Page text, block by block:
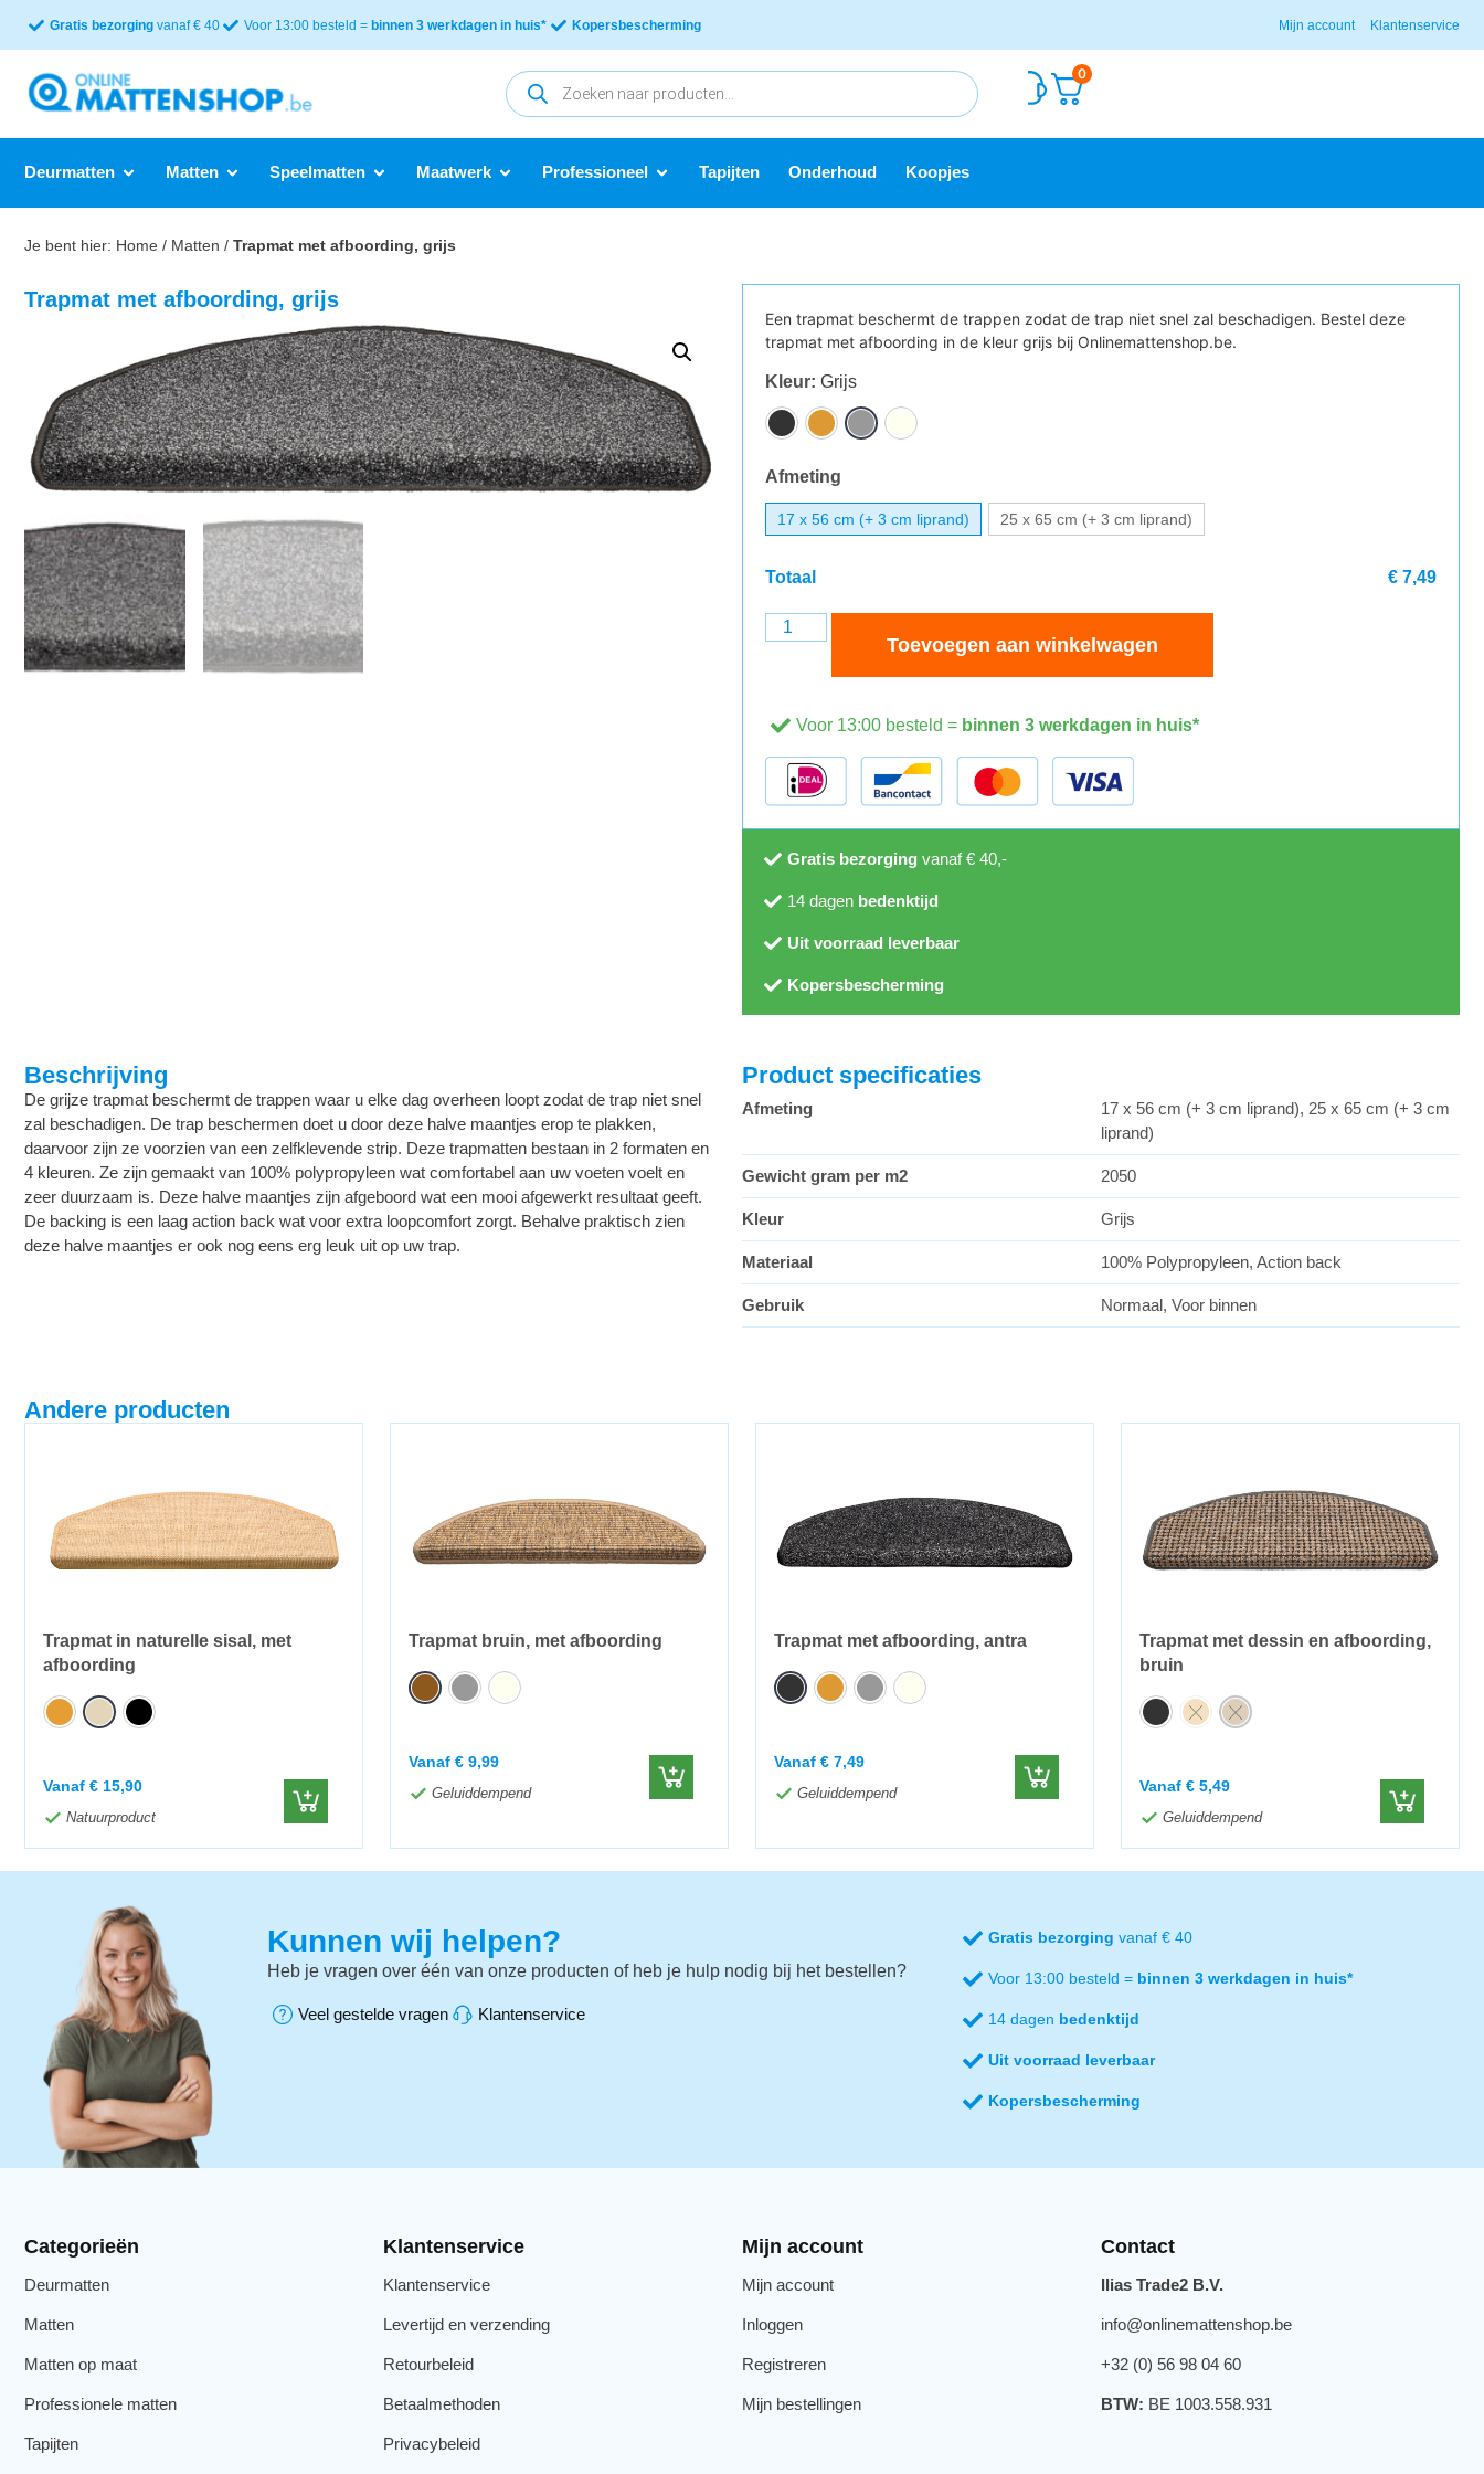
Gratis bezorging vanaf € 40 Voor 13:00 besteld = binnen 3 werkdagen in huis* Kopersbescherming Mijn account Klantenservice
0
Deurmatten Matten Speelmatten Maatwerk Professioneel Tapijten Onderhoud Koopjes
Je bent hier: Home / Matten / Trapmat met afboording, grijs
Trapmat met afboording, grijs
Een trapmat beschermt de trappen zodat de trap niet snel zal beschadigen. Bestel deze
trapmat met afboording in de kleur grijs bij Onlinemattenshop.be.
Kleur: Grijs
Afmeting
17 x 56 cm (+ 3 cm liprand) 25 x 65 cm (+ 3 cm liprand)
Totaal € 7,49
Toevoegen aan winkelwagen
Voor 13:00 besteld = binnen 3 werkdagen in huis*
Gratis bezorging vanaf € 40,-
14 dagen bedenktijd
Uit voorraad leverbaar
Kopersbescherming
Beschrijving
De grijze trapmat beschermt de trappen waar u elke dag overheen loopt zodat de trap niet snel
zal beschadigen. De trap beschermen doet u door deze halve maantjes erop te plakken,
daarvoor zijn ze voorzien van een zelfklevende strip. Deze trapmatten bestaan in 2 formaten en
4 kleuren. Ze zijn gemaakt van 100% polypropyleen wat comfortabel aan uw voeten voelt en
zeer duurzaam is. Deze halve maantjes zijn afgeboord wat een mooi afgewerkt resultaat geeft.
De backing is een laag action back wat voor extra loopcomfort zorgt. Behalve praktisch zien
deze halve maantjes er ook nog eens erg leuk uit op uw trap.
Product specificaties
Afmeting
17 x 56 cm (+ 3 cm liprand), 25 x 65 cm (+ 3 cm
liprand)
Gewicht gram per m2 2050
Kleur Grijs
Materiaal 100% Polypropyleen, Action back
Gebruik Normaal, Voor binnen
Andere producten
Trapmat in naturelle sisal, met
afboording
Vanaf € 15,90
Natuurproduct
Trapmat bruin, met afboording
Vanaf € 9,99
Geluiddempend
Trapmat met afboording, antra
Vanaf € 7,49
Geluiddempend
Trapmat met dessin en afboording,
bruin
Vanaf € 5,49
Geluiddempend
Kunnen wij helpen?
Heb je vragen over één van onze producten of heb je hulp nodig bij het bestellen?
Veel gestelde vragen Klantenservice
Gratis bezorging vanaf € 40
Voor 13:00 besteld = binnen 3 werkdagen in huis*
14 dagen bedenktijd
Uit voorraad leverbaar
Kopersbescherming
Categorieën
Deurmatten
Matten
Matten op maat
Professionele matten
Tapijten
Klantenservice
Klantenservice
Levertijd en verzending
Retourbeleid
Betaalmethoden
Privacybeleid
Mijn account
Mijn account
Inloggen
Registreren
Mijn bestellingen
Contact
Ilias Trade2 B.V.
info@onlinemattenshop.be
+32 (0) 56 98 04 60
BTW: BE 1003.558.931